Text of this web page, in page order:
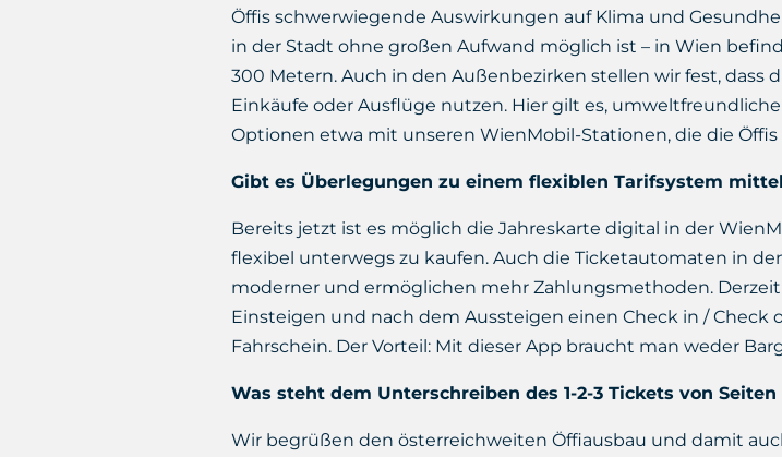
Öffis schwerwiegende Auswirkungen auf Klima und
in der Stadt ohne großen Aufwand möglich ist – in Wien
300 Metern. Auch in den Außenbezirken stellen wir fest, dass
Einkäufe oder Ausflüge nutzen. Hier gilt es,
Optionen etwa mit unseren WienMobil-Stationen, die die
Gibt es Überlegungen zu einem flexiblen Tarifsystem
Bereits jetzt ist es möglich die Jahreskarte digital in der
flexibel unterwegs zu kaufen. Auch die Ticketautomaten in
moderner und ermöglichen mehr Zahlungsmethoden.
Einsteigen und nach dem Aussteigen einen Check in /
Fahrschein. Der Vorteil: Mit dieser App braucht man weder
Was steht dem Unterschreiben des 1-2-3 Tickets von
Wir begrüßen den österreichweiten Öffiausbau und damit